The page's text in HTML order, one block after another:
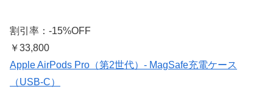
割引率：-15%OFF
￥33,800
Apple AirPods Pro（第2世代）​​​​​​​- MagSafe充電ケース
（USB-C）